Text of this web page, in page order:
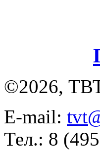
©2026,
E-mail:
Тел.: 8